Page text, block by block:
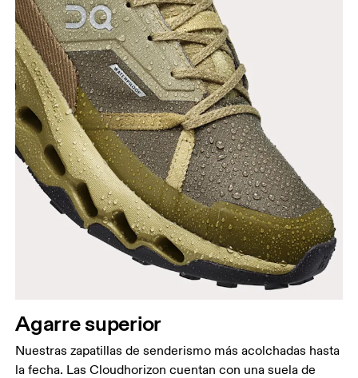
Agarre superior
Nuestras zapatillas de senderismo más acolchadas hasta
la fecha. Las Cloudhorizon cuentan con una suela de